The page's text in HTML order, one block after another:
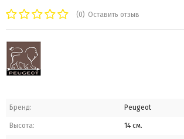
(0) Оставить отзыв
Бренд: Peugeot
Высота: 14 см.